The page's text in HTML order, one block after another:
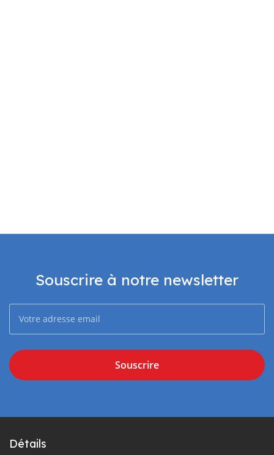
Souscrire à notre newsletter
Souscrire
Détails